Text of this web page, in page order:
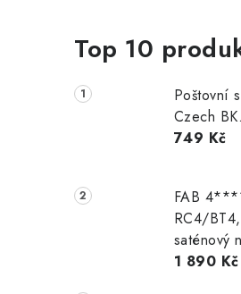
o
s
a
Top 10
Poštovní
Czech
749 Kč
FAB
RC4/
saténový
1 890 Kč